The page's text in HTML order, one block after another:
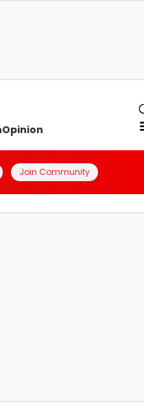
Opinion
Join Community